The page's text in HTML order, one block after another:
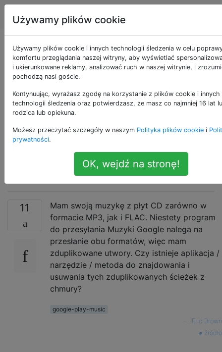
Android Tagi
Czy jest jakiś sposób
na znalezienie /
usunięcie
zduplikowanych
utworów z Muzyki
Google Play?
11
Mam swoją muzykę z płyt CD zarówno w
formacie MP3, jak i FLAC. Niestety program
do przesyłania Muzyki Google nalega na
przesłanie obu formatów, więc mam
zduplikowane utwory. Czy istnieje aplikacja /
narzędzie / metoda do znajdowania i
usuwania tych zduplikowanych ścieżek z
chmury?
google-play-music
Eric Brown
źródło
Używamy plików cookie
Używamy plików cookie i innych technologii śledzenia w celu
komfortu przeglądania naszej witryny, aby wyświetlać
i ukierunkowane reklamy, analizować ruch w naszej witrynie, i
pochodzą nasi goście.
Kontynuując, wyrażasz zgodę na korzystanie z plików cookie i innych
technologii śledzenia oraz potwierdzasz, że masz co najmniej 16 lat
rodzica lub opiekuna.
Możesz przeczytać szczegóły w naszym Polityka plików cookie i
prywatności.
OK, wejdź na stronę!